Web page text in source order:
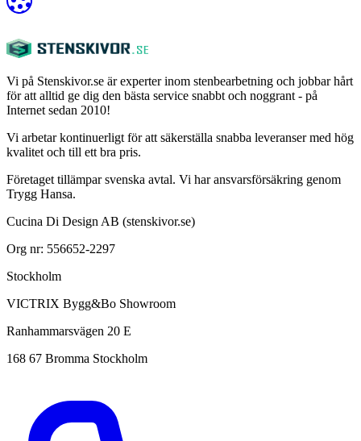
Vi på Stenskivor.se är experter inom stenbearbetning och jobbar hårt
för att alltid ge dig den bästa service snabbt och noggrant - på
Internet sedan 2010!
Vi arbetar kontinuerligt för att säkerställa snabba leveranser med hög
kvalitet och till ett bra pris.
Företaget tillämpar svenska avtal. Vi har ansvarsförsäkring genom
Trygg Hansa.
Cucina Di Design AB (stenskivor.se)
Org nr: 556652-2297
Stockholm
VICTRIX Bygg&Bo Showroom
Ranhammarsvägen 20 E
168 67 Bromma Stockholm